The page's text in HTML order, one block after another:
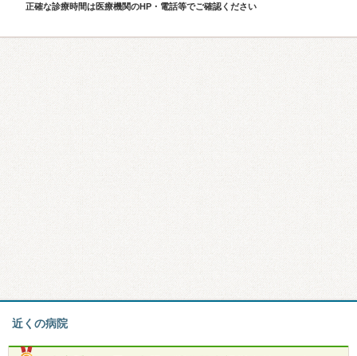
正確な診療時間は医療機関のHP・電話等でご確認ください
近くの病院